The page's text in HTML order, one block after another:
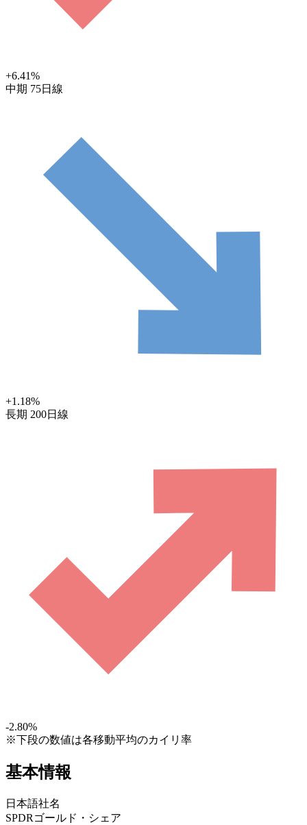
+6.41%
中期 75日線
+1.18%
長期 200日線
-2.80%
※下段の数値は各移動平均のカイリ率
基本情報
日本語社名
SPDRゴールド・シェア